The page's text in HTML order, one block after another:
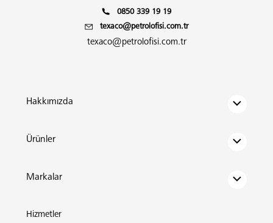
0850 339 19 19
texaco@petrolofisi.com.tr
texaco@petrolofisi.com.tr
Hakkımızda
Ürünler
Markalar
Hizmetler